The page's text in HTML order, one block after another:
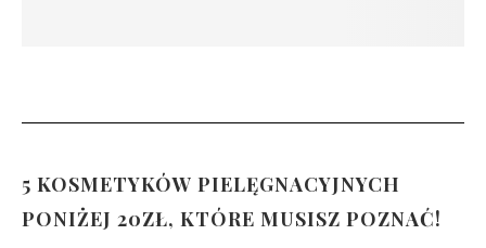
5 KOSMETYKÓW PIELĘGNACYJNYCH
PONIŻEJ 20ZŁ, KTÓRE MUSISZ POZNAĆ!